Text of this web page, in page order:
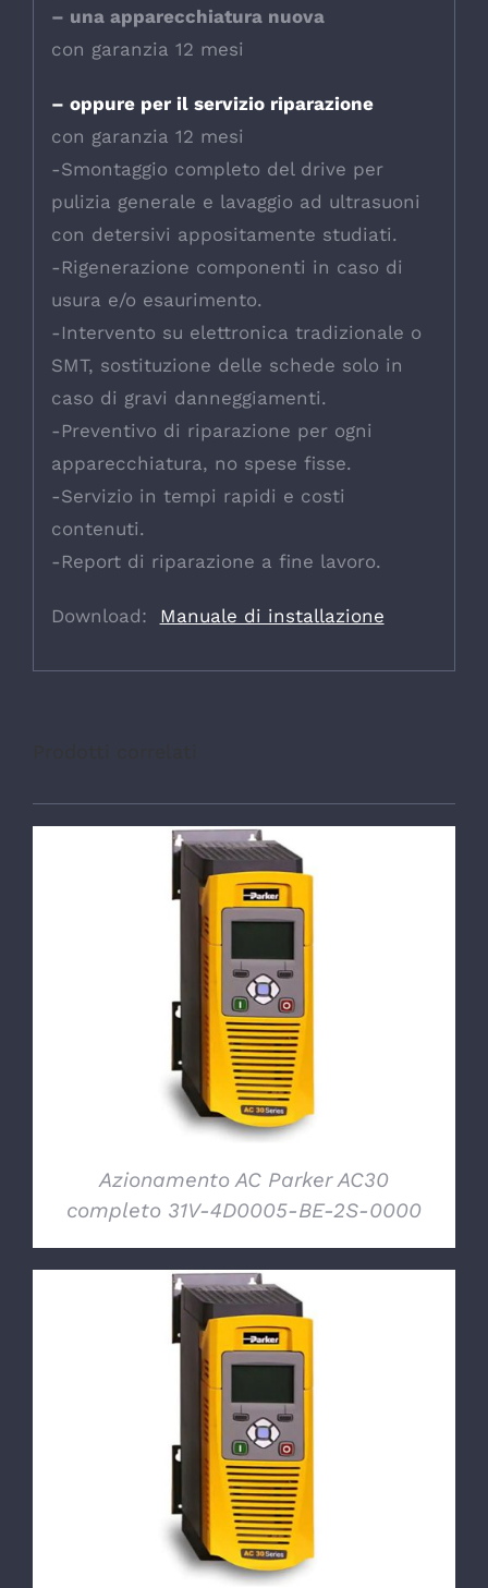
– una apparecchiatura nuova
con garanzia 12 mesi
– oppure per il servizio riparazione
con garanzia 12 mesi
-Smontaggio completo del drive per
pulizia generale e lavaggio ad ultrasuoni
con detersivi appositamente studiati.
-Rigenerazione componenti in caso di
usura e/o esaurimento.
-Intervento su elettronica tradizionale o
SMT, sostituzione delle schede solo in
caso di gravi danneggiamenti.
-Preventivo di riparazione per ogni
apparecchiatura, no spese fisse.
-Servizio in tempi rapidi e costi
contenuti.
-Report di riparazione a fine lavoro.
Download: Manuale di installazione
DETTAGLI
Azionamento AC Parker AC30
completo 31V-4D0005-BE-2S-0000
DETTAGLI